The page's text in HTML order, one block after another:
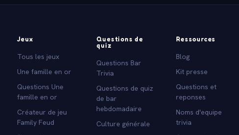
Jeux
Tous les jeux
Une famille en or
Questions Une
famille en or
Créateur de jeu
Family Feud
Questions de
quiz
Questions Bar
Trivia
Questions de quiz
de bar
hebdomadaire
Culture générale
Ressources
Blog
Kit presse
Questions et
reponses
Noms d'equipe
trivia